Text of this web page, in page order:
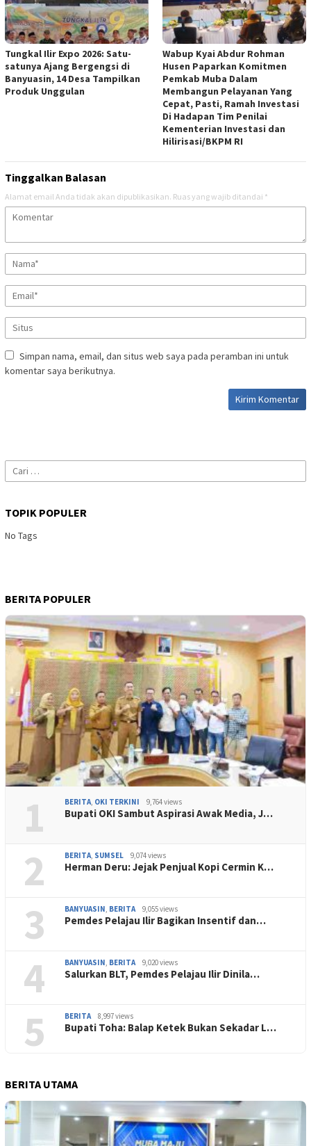
Tungkal Ilir Expo 2026: Satu-
satunya Ajang Bergengsi di
Banyuasin, 14 Desa Tampilkan
Produk Unggulan
Wabup Kyai Abdur Rohman
Husen Paparkan Komitmen
Pemkab Muba Dalam
Membangun Pelayanan Yang
Cepat, Pasti, Ramah Investasi
Di Hadapan Tim Penilai
Kementerian Investasi dan
Hilirisasi/BKPM RI
Tinggalkan Balasan
Alamat email Anda tidak akan dipublikasikan. Ruas yang wajib ditandai *
Simpan nama, email, dan situs web saya pada peramban ini untuk
komentar saya berikutnya.
Cari
untuk:
TOPIK POPULER
No Tags
BERITA POPULER
1 BERITA, OKI TERKINI 9,764 views
Bupati OKI Sambut Aspirasi Awak Media, J…
2 BERITA, SUMSEL 9,074 views
Herman Deru: Jejak Penjual Kopi Cermin K…
3 BANYUASIN, BERITA 9,055 views
Pemdes Pelajau Ilir Bagikan Insentif dan…
4 BANYUASIN, BERITA 9,020 views
Salurkan BLT, Pemdes Pelajau Ilir Dinila…
5 BERITA 8,997 views
Bupati Toha: Balap Ketek Bukan Sekadar L…
BERITA UTAMA